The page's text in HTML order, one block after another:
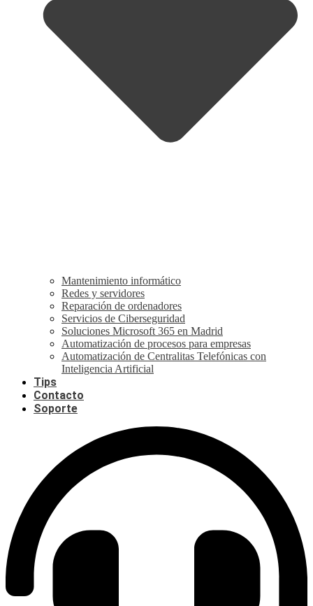
Mantenimiento informático
Redes y servidores
Reparación de ordenadores
Servicios de Ciberseguridad
Soluciones Microsoft 365 en Madrid
Automatización de procesos para empresas
Automatización de Centralitas Telefónicas con
Inteligencia Artificial
Tips
Contacto
Soporte